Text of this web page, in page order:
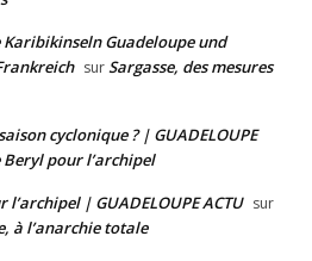
Guadeloupe und
surSargasse, des mesures
cyclonique ? | GUADELOUPE
Beryl pour l’archipel
| GUADELOUPE ACTU sur
à l’anarchie totale